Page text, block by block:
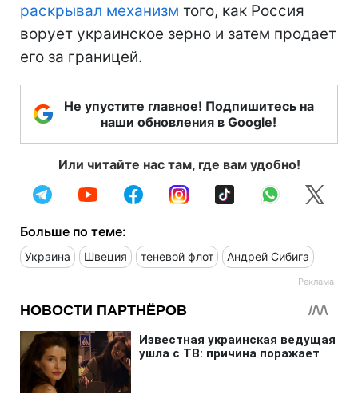
раскрывал механизм того, как Россия
ворует украинское зерно и затем продает
его за границей.
Не упустите главное! Подпишитесь на
наши обновления в Google!
Или читайте нас там, где вам удобно!
Больше по теме:
Украина Швеция теневой флот Андрей Сибига